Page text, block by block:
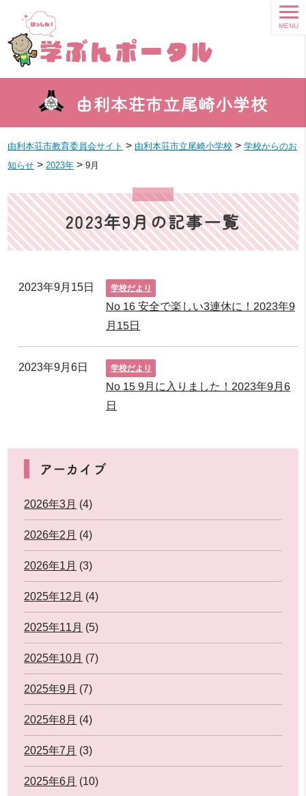
由利本荘市立尾崎小学校
MENU
由利本荘市教育委員会サイト > 由利本荘市立尾崎小学校 >学校からのお
知らせ > 2023年 >9月
2023年9月の記事一覧
2023年9月15日 学校だより
No 16 安全で楽しい3連休に！2023年9
月15日
2023年9月6日 学校だより
No 15 9月に入りました！2023年9月6
日
アーカイブ
2026年3月 (4)
2026年2月 (4)
2026年1月 (3)
2025年12月 (4)
2025年11月 (5)
2025年10月 (7)
2025年9月 (7)
2025年8月 (4)
2025年7月 (3)
2025年6月 (10)